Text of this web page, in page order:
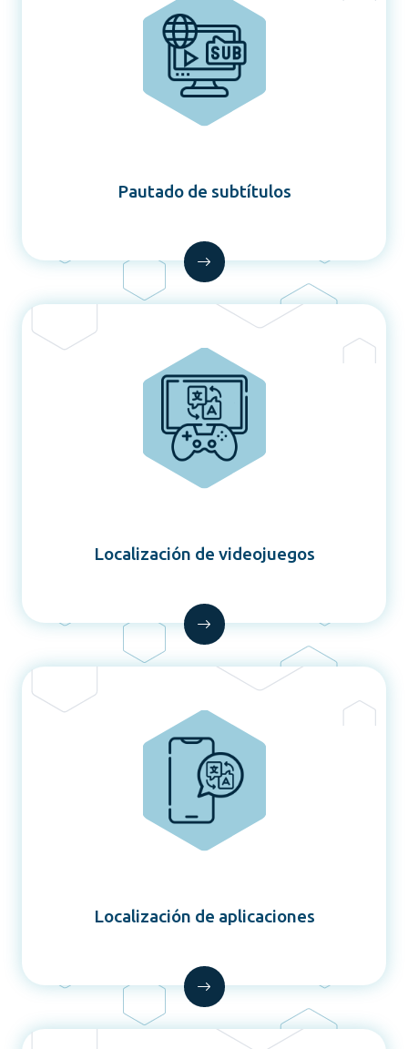
Pautado de subtítulos
Localización de videojuegos
Localización de aplicaciones